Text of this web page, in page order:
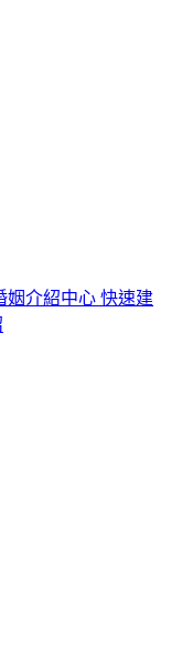
姻介紹中心 快速建